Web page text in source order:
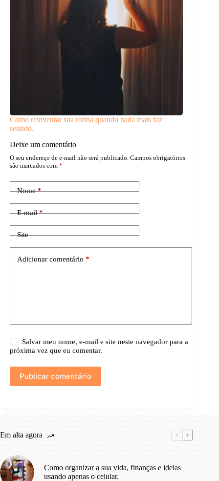
Como reinventar sua rotina quando nada mais faz
sentido.
Deixe um comentário
O seu endereço de e-mail não será publicado. Campos obrigatórios
são marcados com *
Nome*
E-mail*
Site
Adicionar comentário *
Salvar meu nome, e-mail e site neste navegador para a
próxima vez que eu comentar.
Publicar comentário
Em alta agora
Como organizar a sua vida, finanças e ideias
usando apenas o celular.